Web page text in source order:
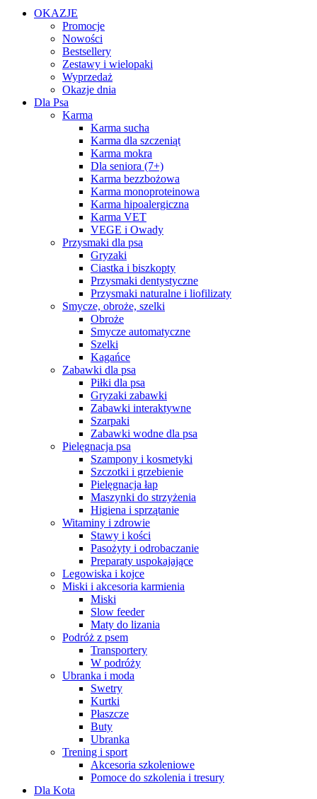
OKAZJE
Promocje
Nowości
Bestsellery
Zestawy i wielopaki
Wyprzedaż
Okazje dnia
Dla Psa
Karma
Karma sucha
Karma dla szczeniąt
Karma mokra
Dla seniora (7+)
Karma bezzbożowa
Karma monoproteinowa
Karma hipoalergiczna
Karma VET
VEGE i Owady
Przysmaki dla psa
Gryzaki
Ciastka i biszkopty
Przysmaki dentystyczne
Przysmaki naturalne i liofilizaty
Smycze, obroże, szelki
Obroże
Smycze automatyczne
Szelki
Kagańce
Zabawki dla psa
Piłki dla psa
Gryzaki zabawki
Zabawki interaktywne
Szarpaki
Zabawki wodne dla psa
Pielęgnacja psa
Szampony i kosmetyki
Szczotki i grzebienie
Pielęgnacja łap
Maszynki do strzyżenia
Higiena i sprzątanie
Witaminy i zdrowie
Stawy i kości
Pasożyty i odrobaczanie
Preparaty uspokajające
Legowiska i kojce
Miski i akcesoria karmienia
Miski
Slow feeder
Maty do lizania
Podróż z psem
Transportery
W podróży
Ubranka i moda
Swetry
Kurtki
Płaszcze
Buty
Ubranka
Trening i sport
Akcesoria szkoleniowe
Pomoce do szkolenia i tresury
Dla Kota